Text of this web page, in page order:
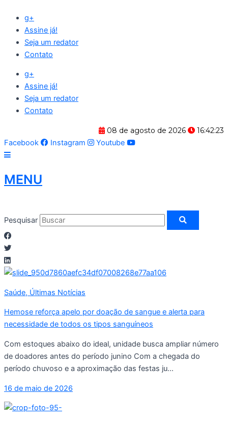
para
conteúdo
g+
Assine já!
Seja um redator
Contato
g+
Assine já!
Seja um redator
Contato
08 de agosto de 2026
16:42:24
Facebook
Instagram Youtube
MENU
Pesquisar
Saúde, Últimas Notícias
Hemose reforça apelo por doação de sangue e alerta para
necessidade de todos os tipos sanguíneos
Com estoques abaixo do ideal, unidade busca ampliar número
de doadores antes do período junino Com a chegada do
período chuvoso e a aproximação das festas ju...
16 de maio de 2026